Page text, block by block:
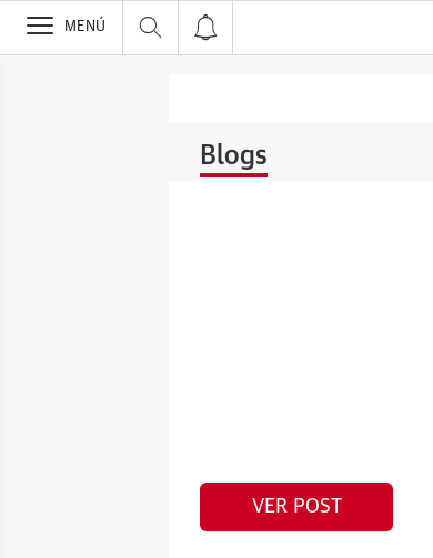
>
MENÚ
Blogs
VER POST